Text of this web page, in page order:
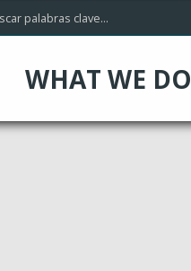
WHAT WE DO